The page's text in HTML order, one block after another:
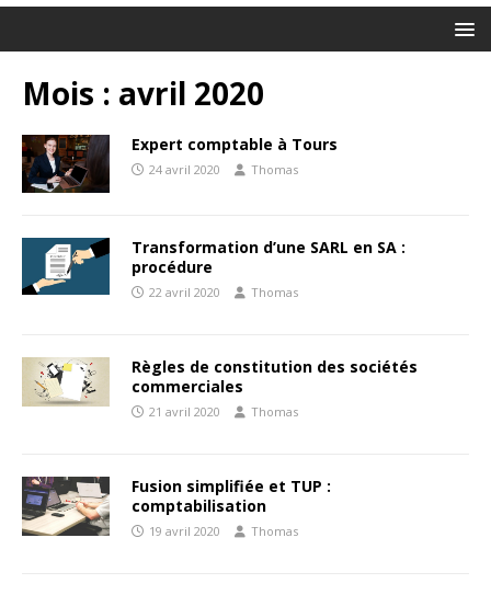
Mois : avril 2020
Expert comptable à Tours
24 avril 2020 Thomas
Transformation d’une SARL en SA :
procédure
22 avril 2020 Thomas
Règles de constitution des sociétés
commerciales
21 avril 2020 Thomas
Fusion simplifiée et TUP :
comptabilisation
19 avril 2020 Thomas